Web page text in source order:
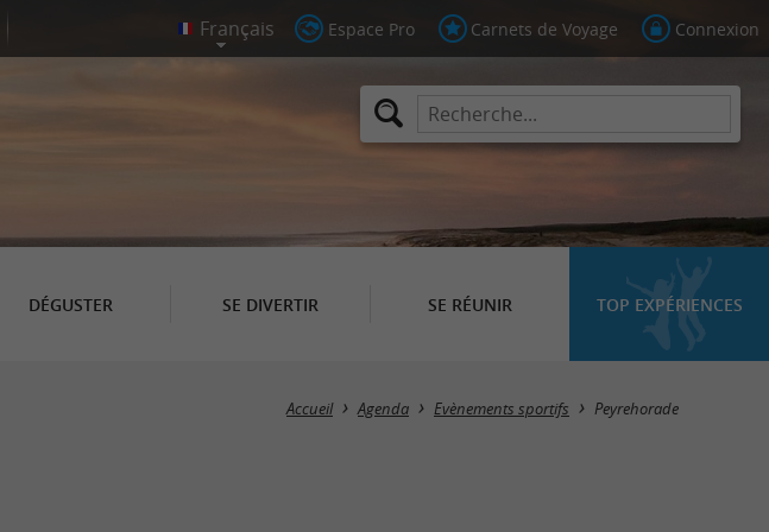
Espace Pro Carnets de Voyage Connexion
DÉGUSTER SE DIVERTIR SE RÉUNIR TOP EXPÉRIENCES
Masquer la carte
Accueil Agenda Evènements sportifs Peyrehorade